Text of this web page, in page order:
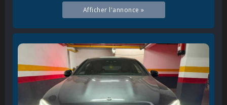
Afficher l'annonce »